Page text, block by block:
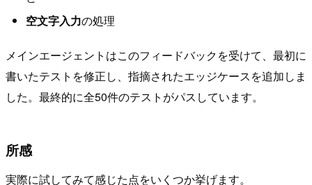
空文字入力の処理
メインエージェントはこのフィードバックを受けて、最初に
書いたテストを修正し、指摘されたエッジケースを追加しま
した。最終的に全50件のテストがパスしています。
所感
実際に試してみて感じた点をいくつか挙げます。